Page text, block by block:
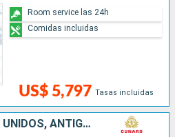
US$ 5,797 Tasas incluidas
Room service las 24h
Comidas incluidas
REINO UNIDO, ESTADOS UNIDOS, ANTIGUA Y BARBUDA, SANTA LUCIA, BARBADOS, SAN MARTÍN